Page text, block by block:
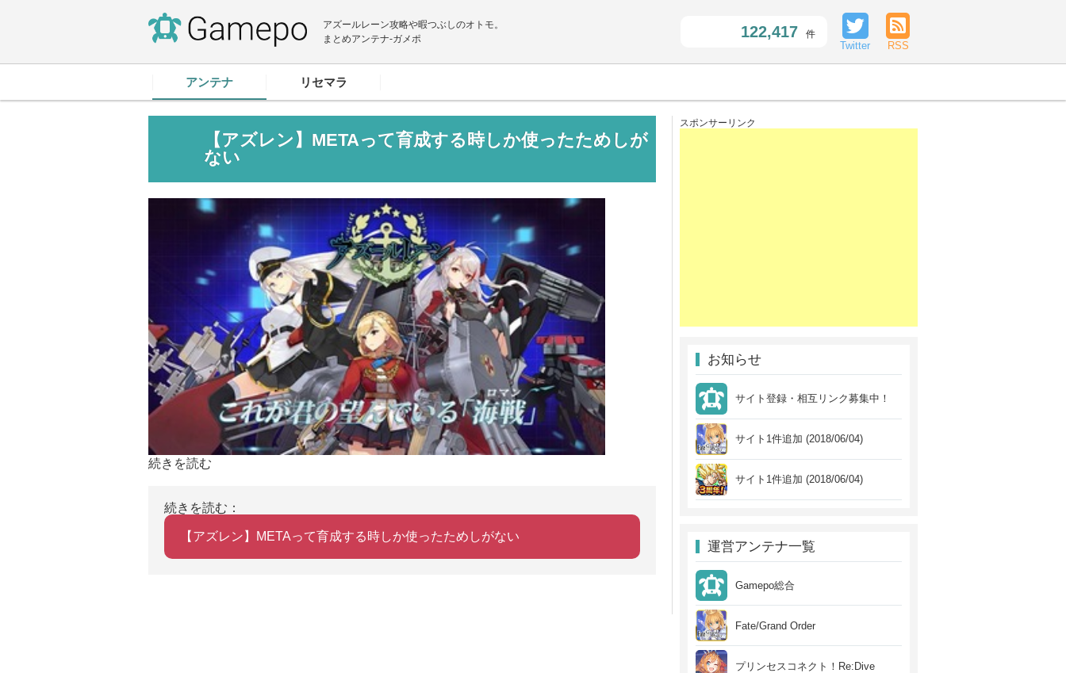
アズールレーン攻略や暇つぶしのオトモ。
まとめアンテナ-ガメポ
122,417 件
Twitter RSS
アンテナ リセマラ
【アズレン】METAって育成する時しか使ったためしが
ない
続きを読む
続きを読む：
【アズレン】METAって育成する時しか使ったためしがない
スポンサーリンク
お知らせ
サイト登録・相互リンク募集中！
サイト1件追加 (2018/06/04)
サイト1件追加 (2018/06/04)
運営アンテナ一覧
Gamepo総合
Fate/Grand Order
プリンセスコネクト！Re:Dive